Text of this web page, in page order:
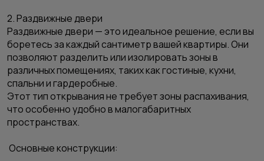
2. Раздвижные двери
Раздвижные двери — это идеальное решение, если вы
боретесь за каждый сантиметр вашей квартиры. Они
позволяют разделить или изолировать зоны в
различных помещениях, таких как гостиные, кухни,
спальни и гардеробные.
Этот тип открывания не требует зоны распахивания,
что особенно удобно в малогабаритных
пространствах.
Основные конструкции: